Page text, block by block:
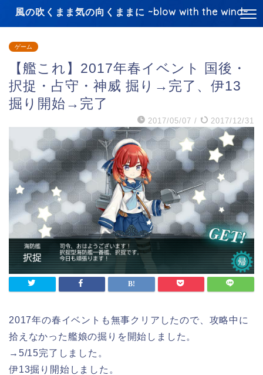
風の吹くまま気の向くままに ~blow with the wind~
ゲーム
【艦これ】2017年春イベント 国後・
択捉・占守・神威 掘り→完了、伊13
掘り開始→完了
2017/05/07 / 2017/12/31
2017年の春イベントも無事クリアしたので、攻略中に
拾えなかった艦娘の掘りを開始しました。
→5/15完了しました。
伊13掘り開始しました。